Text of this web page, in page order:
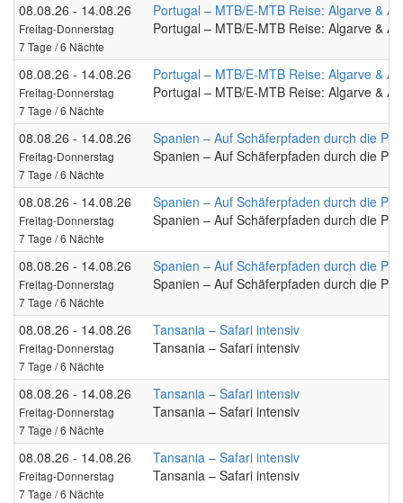
08.08.26 - 14.08.26
Freitag-Donnerstag
7 Tage / 6 Nächte
Portugal – MTB/E-MTB Reise: Algarve &
Portugal – MTB/E-MTB Reise: Algarve &
08.08.26 - 14.08.26
Freitag-Donnerstag
7 Tage / 6 Nächte
Portugal – MTB/E-MTB Reise: Algarve &
Portugal – MTB/E-MTB Reise: Algarve &
08.08.26 - 14.08.26
Freitag-Donnerstag
7 Tage / 6 Nächte
Spanien – Auf Schäferpfaden durch die
Spanien – Auf Schäferpfaden durch die
08.08.26 - 14.08.26
Freitag-Donnerstag
7 Tage / 6 Nächte
Spanien – Auf Schäferpfaden durch die
Spanien – Auf Schäferpfaden durch die
08.08.26 - 14.08.26
Freitag-Donnerstag
7 Tage / 6 Nächte
Spanien – Auf Schäferpfaden durch die
Spanien – Auf Schäferpfaden durch die
08.08.26 - 14.08.26
Freitag-Donnerstag
7 Tage / 6 Nächte
Tansania – Safari intensiv
Tansania – Safari intensiv
08.08.26 - 14.08.26
Freitag-Donnerstag
7 Tage / 6 Nächte
Tansania – Safari intensiv
Tansania – Safari intensiv
08.08.26 - 14.08.26
Freitag-Donnerstag
7 Tage / 6 Nächte
Tansania – Safari intensiv
Tansania – Safari intensiv